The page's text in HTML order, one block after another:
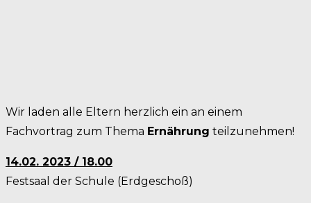
Wir laden alle Eltern herzlich ein an einem
Fachvortrag zum Thema Ernährung teilzunehmen!
14.02. 2023 / 18.00
Festsaal der Schule (Erdgeschoß)